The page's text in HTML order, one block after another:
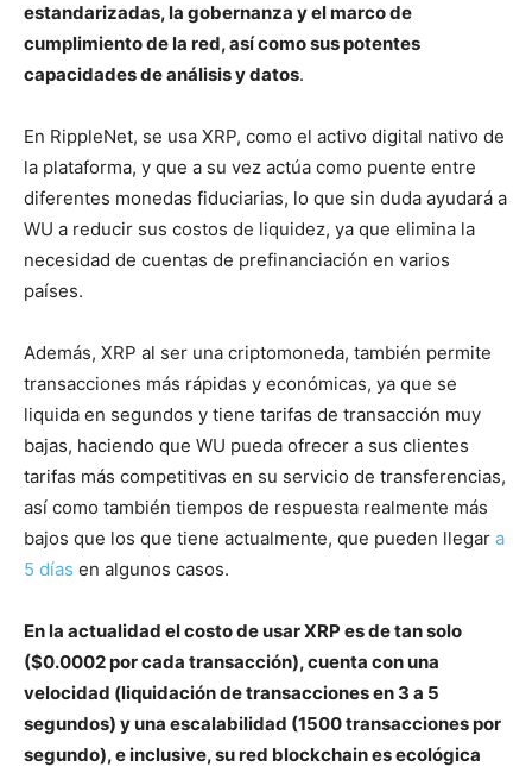
estandarizadas, la gobernanza y el marco de
cumplimiento de la red, así como sus potentes
capacidades de análisis y datos.
En RippleNet, se usa XRP, como el activo digital nativo de
la plataforma, y que a su vez actúa como puente entre
diferentes monedas fiduciarias, lo que sin duda ayudará a
WU a reducir sus costos de liquidez, ya que elimina la
necesidad de cuentas de prefinanciación en varios
países.
Además, XRP al ser una criptomoneda, también permite
transacciones más rápidas y económicas, ya que se
liquida en segundos y tiene tarifas de transacción muy
bajas, haciendo que WU pueda ofrecer a sus clientes
tarifas más competitivas en su servicio de transferencias,
así como también tiempos de respuesta realmente más
bajos que los que tiene actualmente, que pueden llegar a
5 días en algunos casos.
En la actualidad el costo de usar XRP es de tan solo
($0.0002 por cada transacción), cuenta con una
velocidad (liquidación de transacciones en 3 a 5
segundos) y una escalabilidad (1500 transacciones por
segundo), e inclusive, su red blockchain es ecológica